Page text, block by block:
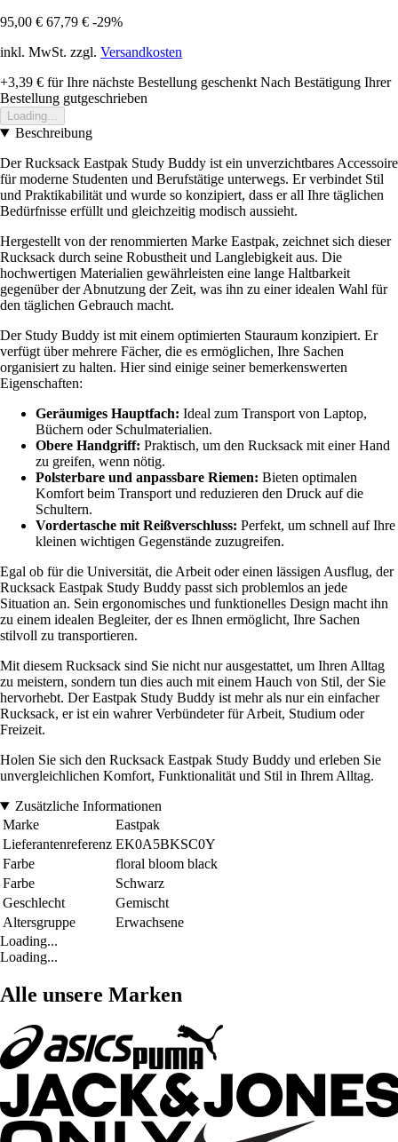
95,00 € 67,79 € -29%
inkl. MwSt. zzgl. Versandkosten
+3,39 € für Ihre nächste Bestellung geschenkt Nach Bestätigung Ihrer
Bestellung gutgeschrieben
Loading...
Beschreibung
Der Rucksack Eastpak Study Buddy ist ein unverzichtbares Accessoire
für moderne Studenten und Berufstätige unterwegs. Er verbindet Stil
und Praktikabilität und wurde so konzipiert, dass er all Ihre täglichen
Bedürfnisse erfüllt und gleichzeitig modisch aussieht.
Hergestellt von der renommierten Marke Eastpak, zeichnet sich dieser
Rucksack durch seine Robustheit und Langlebigkeit aus. Die
hochwertigen Materialien gewährleisten eine lange Haltbarkeit
gegenüber der Abnutzung der Zeit, was ihn zu einer idealen Wahl für
den täglichen Gebrauch macht.
Der Study Buddy ist mit einem optimierten Stauraum konzipiert. Er
verfügt über mehrere Fächer, die es ermöglichen, Ihre Sachen
organisiert zu halten. Hier sind einige seiner bemerkenswerten
Eigenschaften:
Geräumiges Hauptfach: Ideal zum Transport von Laptop,
Büchern oder Schulmaterialien.
Obere Handgriff: Praktisch, um den Rucksack mit einer Hand
zu greifen, wenn nötig.
Polsterbare und anpassbare Riemen: Bieten optimalen
Komfort beim Transport und reduzieren den Druck auf die
Schultern.
Vordertasche mit Reißverschluss: Perfekt, um schnell auf Ihre
kleinen wichtigen Gegenstände zuzugreifen.
Egal ob für die Universität, die Arbeit oder einen lässigen Ausflug, der
Rucksack Eastpak Study Buddy passt sich problemlos an jede
Situation an. Sein ergonomisches und funktionelles Design macht ihn
zu einem idealen Begleiter, der es Ihnen ermöglicht, Ihre Sachen
stilvoll zu transportieren.
Mit diesem Rucksack sind Sie nicht nur ausgestattet, um Ihren Alltag
zu meistern, sondern tun dies auch mit einem Hauch von Stil, der Sie
hervorhebt. Der Eastpak Study Buddy ist mehr als nur ein einfacher
Rucksack, er ist ein wahrer Verbündeter für Arbeit, Studium oder
Freizeit.
Holen Sie sich den Rucksack Eastpak Study Buddy und erleben Sie
unvergleichlichen Komfort, Funktionalität und Stil in Ihrem Alltag.
Zusätzliche Informationen
Marke
Eastpak
Lieferantenreferenz EK0A5BKSC0Y
Farbe
floral bloom black
Farbe
Schwarz
Geschlecht
Gemischt
Altersgruppe
Erwachsene
Loading...
Loading...
Alle unsere Marken